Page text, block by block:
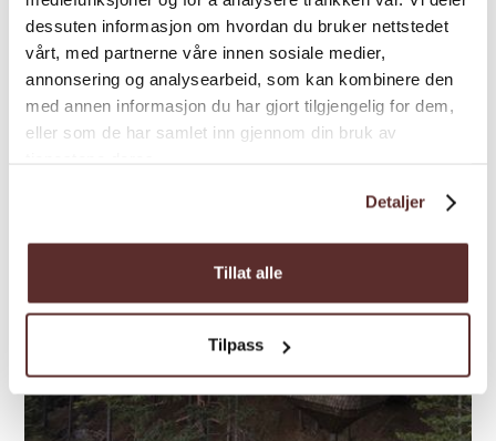
dessuten informasjon om hvordan du bruker nettstedet
vårt, med partnerne våre innen sosiale medier,
annonsering og analysearbeid, som kan kombinere den
med annen informasjon du har gjort tilgjengelig for dem,
eller som de har samlet inn gjennom din bruk av
Detaljer
Tillat alle
Tilpass
Nydeleg utsikt og lyden av natur. Book ei natt
i arkitekt-teikna tretopphytter på solsida av
Hardangerfjorden!